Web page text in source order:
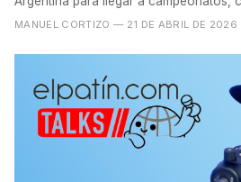
MANUEL CORTIZO — 21 DE ABRIL DE 2026